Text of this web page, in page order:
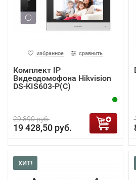
избранное сравнить
Комплект IP
Видеодомофона Hikvision
DS-KIS603-P(C)
29 890 руб.
19 428,50 руб.
ХИТ!